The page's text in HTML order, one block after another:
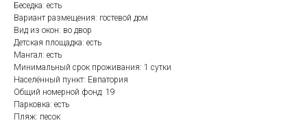
Беседка: есть
Вариант размещения: гостевой дом
Вид из окон: во двор
Детская площадка: есть
Мангал: есть
Минимальный срок проживания: 1 сутки
Населённый пункт: Евпатория
Общий номерной фонд: 19
Парковка: есть
Пляж: песок